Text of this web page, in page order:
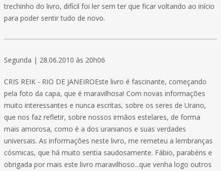
trechinho do livro, difícil foi ler sem ter que ficar voltando ao início
para poder sentir tudo de novo.
Segunda | 28.06.2010 às 20h06
CRIS REIK - RIO DE JANEIROEste livro é fascinante, começando
pela foto da capa, que é maravilhosa! Com novas informações
muito interessantes e nunca escritas, sobre os seres de Urano,
que nos faz refletir, sobre nossos irmãos estelares, de forma
mais amorosa, como é a dos uranianos e suas verdades
universais. As informações neste livro, me remeteu a lembranças
cósmicas, que há muito sentia saudosamente. Fábio, parabéns e
obrigada por mais este livro maravilhoso...que venha logo outros